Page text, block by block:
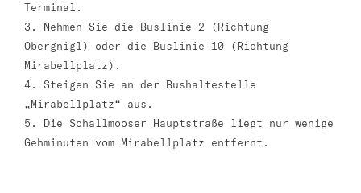
Terminal.
3. Nehmen Sie die Buslinie 2 (Richtung
Obergnigl) oder die Buslinie 10 (Richtung
Mirabellplatz).
4. Steigen Sie an der Bushaltestelle
„Mirabellplatz“ aus.
5. Die Schallmooser Hauptstraße liegt nur wenige
Gehminuten vom Mirabellplatz entfernt.